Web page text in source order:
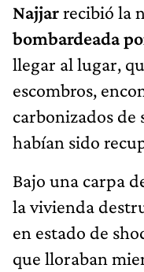
Najjarrecibió la
bombardeada
llegar al lugar,
escombros,
carbonizados de
habían sido
Bajo una carpa
la vivienda
en estado de
que lloraban